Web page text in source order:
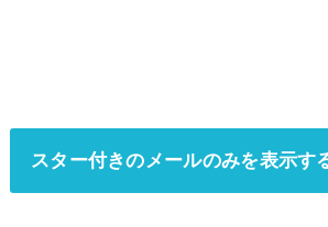
スター付きのメールのみを表示す